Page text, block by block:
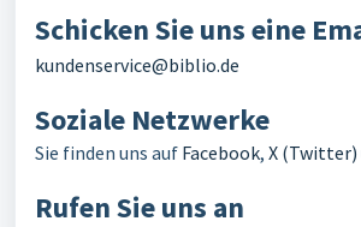
Schicken Sie uns eine
kundenservice@biblio.de
Soziale Netzwerke
Sie finden uns auf Facebook, X (Twitter)
Rufen Sie uns an